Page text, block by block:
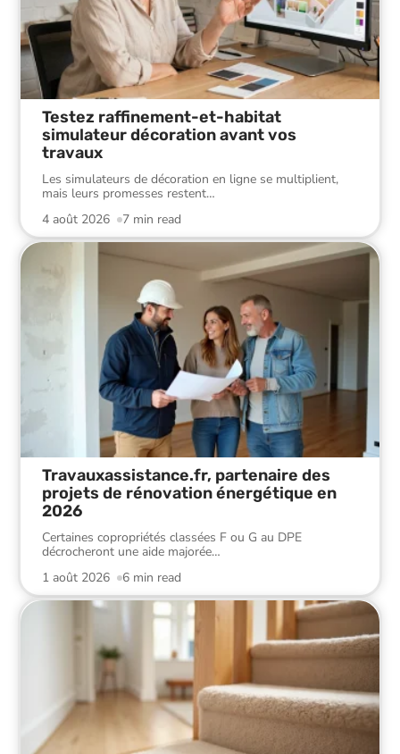
Testez raffinement-et-habitat
simulateur décoration avant vos
travaux
Les simulateurs de décoration en ligne se multiplient,
mais leurs promesses restent…
7 min read
4 août 2026
Travauxassistance.fr, partenaire des
projets de rénovation énergétique en
2026
Certaines copropriétés classées F ou G au DPE
décrocheront une aide majorée…
6 min read
1 août 2026